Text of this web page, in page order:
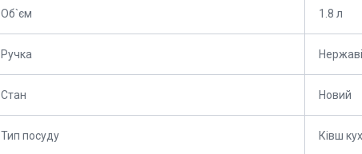
Об`єм 1.8 л
Ручка
Стан Новий
Тип посуду Ківш